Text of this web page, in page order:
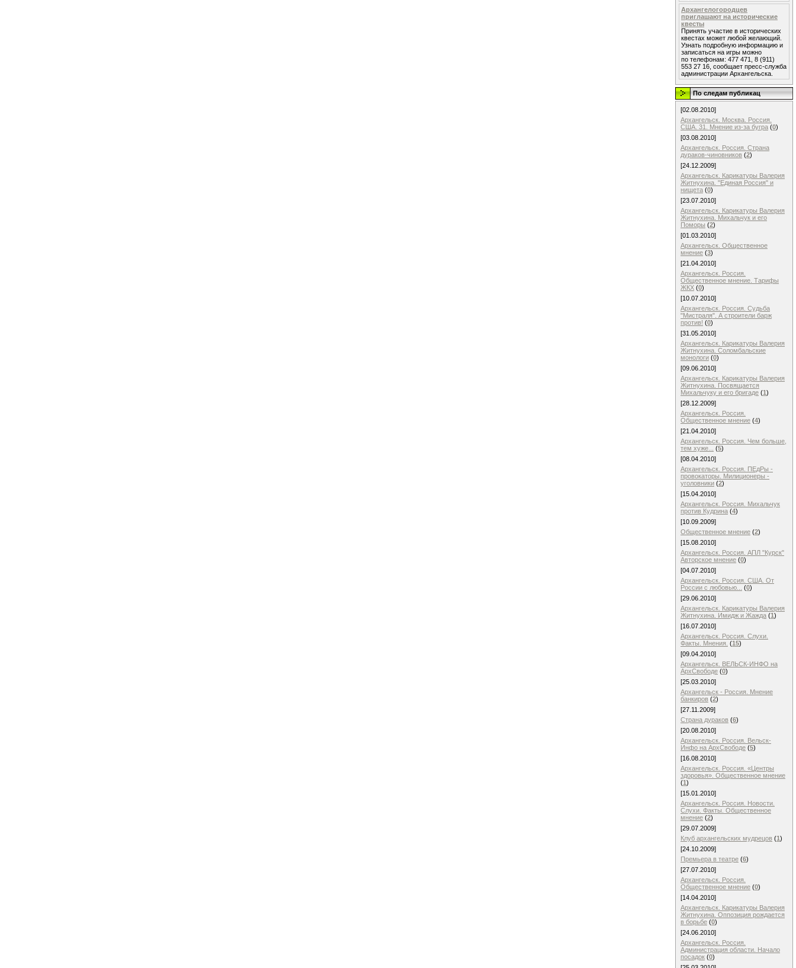
Архангелогородцев
приглашают на исторические
квесты
Принять участие в исторических
квестах может любой желающий.
Узнать подробную информацию и
записаться на игры можно
по телефонам: 477 471, 8 (911)
553 27 16, сообщает пресс-служба
администрации Архангельска.
По следам публикац
[02.08.2010]
Архангельск. Москва. Россия.
США. 31. Мнение из-за бугра (0)
[03.08.2010]
Архангельск. Россия. Страна
дураков-чиновников (2)
[24.12.2009]
Архангельск. Карикатуры Валерия
Житнухина. "Единая Россия" и
нищета (0)
[23.07.2010]
Архангельск. Карикатуры Валерия
Житнухина. Михальчук и его
Поморы (2)
[01.03.2010]
Архангельск. Общественное
мнение (3)
[21.04.2010]
Архангельск. Россия.
Общественное мнение. Тарифы
ЖКХ (0)
[10.07.2010]
Архангельск. Россия. Судьба
"Мистраля". А строители барж
против! (0)
[31.05.2010]
Архангельск. Карикатуры Валерия
Житнухина. Соломбальские
монологи (0)
[09.06.2010]
Архангельск. Карикатуры Валерия
Житнухина. Посвящается
Михальчуку и его бригаде (1)
[28.12.2009]
Архангельск. Россия.
Общественное мнение (4)
[21.04.2010]
Архангельск. Россия. Чем больше,
тем хуже...
(5)
[08.04.2010]
Архангельск. Россия. ПЕдРы -
провокаторы. Милиционеры -
уголовники (2)
[15.04.2010]
Архангельск. Россия. Михальчук
против Кудрина (4)
[10.09.2009]
Общественное мнение (2)
[15.08.2010]
Архангельск. Россия. АПЛ "Курск"
Авторское мнение (0)
[04.07.2010]
Архангельск. Россия. США. От
России с любовью...
(0)
[29.06.2010]
Архангельск. Карикатуры Валерия
Житнухина. Имидж и Жажда (1)
[16.07.2010]
Архангельск. Россия. Слухи.
Факты. Мнения. (15)
[09.04.2010]
Архангельск. ВЕЛЬСК-ИНФО на
АрхСвободе (0)
[25.03.2010]
Архангельск - Россия. Мнение
банкиров (2)
[27.11.2009]
Страна дураков (6)
[20.08.2010]
Архангельск. Россия. Вельск-
Инфо на АрхСвободе (5)
[16.08.2010]
Архангельск. Россия. «Центры
здоровья». Общественное мнение
(1)
[15.01.2010]
Архангельск. Россия. Новости.
Слухи. Факты. Общественное
мнение (2)
[29.07.2009]
Клуб архангельских мудрецов (1)
[24.10.2009]
Премьера в театре (6)
[27.07.2010]
Архангельск. Россия.
Общественное мнение (0)
[14.04.2010]
Архангельск. Карикатуры Валерия
Житнухина. Оппозиция рождается
в борьбе (0)
[24.06.2010]
Архангельск. Россия.
Администрация области. Начало
посадок (0)